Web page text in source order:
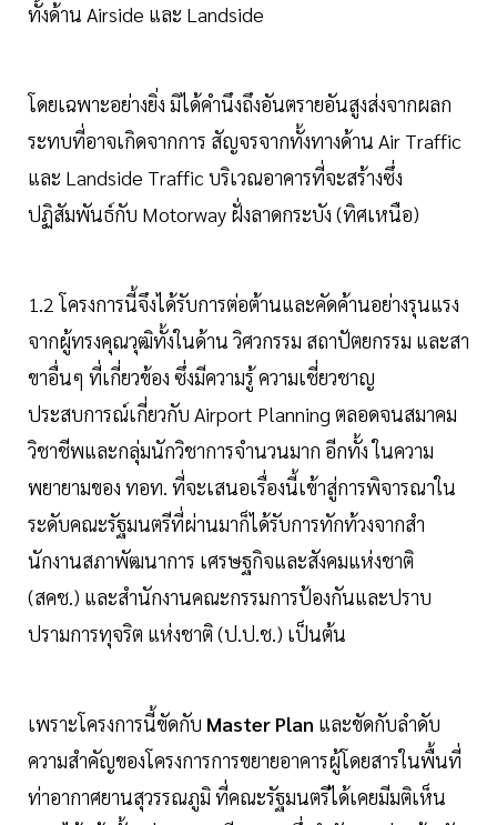
ทั้งด้าน Airside และ Landside
โดยเฉพาะอย่างยิ่ง มิได้คํานึงถึงอันตรายอันสูงส่งจากผลก
ระทบที่อาจเกิดจากการ สัญจรจากทั้งทางด้าน Air Traffic
และ Landside Traffic บริเวณอาคารที่จะสร้างซึ่ง
ปฏิสัมพันธ์กับ Motorway ฝั่งลาดกระบัง (ทิศเหนือ)
1.2 โครงการนี้จึงได้รับการต่อต้านและคัดค้านอย่างรุนแรง
จากผู้ทรงคุณวุฒิทั้งในด้าน วิศวกรรม สถาปัตยกรรม และสา
ขาอื่นๆ ที่เกี่ยวข้อง ซึ่งมีความรู้ ความเชี่ยวชาญ
ประสบการณ์เกี่ยวกับ Airport Planning ตลอดจนสมาคม
วิชาชีพและกลุ่มนักวิชาการจํานวนมาก อีกทั้ง ในความ
พยายามของ ทอท. ที่จะเสนอเรื่องนี้เข้าสู่การพิจารณาใน
ระดับคณะรัฐมนตรีที่ผ่านมาก็ได้รับการทักท้วงจากสํา
นักงานสภาพัฒนาการ เศรษฐกิจและสังคมแห่งชาติ
(สคช.) และสํานักงานคณะกรรมการป้องกันและปราบ
ปรามการทุจริต แห่งชาติ (ป.ป.ช.) เป็นต้น
เพราะโครงการนี้ขัดกับ Master Plan และขัดกับลําดับ
ความสําคัญของโครงการการขยายอาคารผู้โดยสารในพื้นที่
ท่าอากาศยานสุวรรณภูมิ ที่คณะรัฐมนตรีได้เคยมีมติเห็น